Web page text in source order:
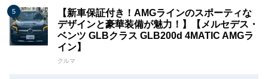
【新車保証付き！AMGラインのスポーティな
デザインと豪華装備が魅力！】【メルセデス・
ベンツ GLBクラス GLB200d 4MATIC AMGラ
イン】
クルマ